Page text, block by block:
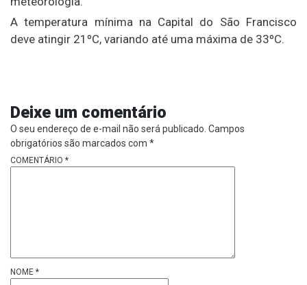
A temperatura mínima na Capital do São Francisco
deve atingir 21ºC, variando até uma máxima de 33ºC.
Deixe um comentário
O seu endereço de e-mail não será publicado. Campos
obrigatórios são marcados com *
COMENTÁRIO *
NOME *